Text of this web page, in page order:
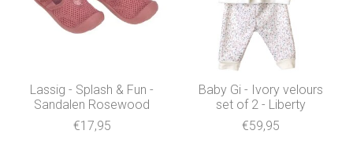
Lassig - Splash & Fun -
Sandalen Rosewood
€17,95
Baby Gi - Ivory velours
set of 2 - Liberty
€59,95